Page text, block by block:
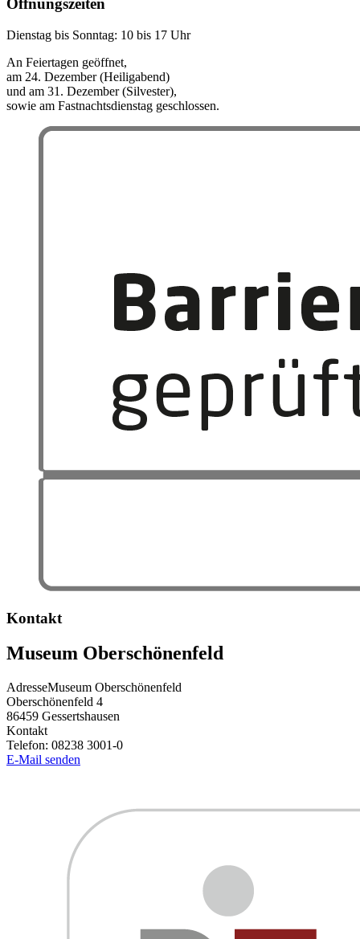
Öffnungszeiten
Dienstag bis Sonntag: 10 bis 17 Uhr
An Feiertagen geöffnet,
am 24. Dezember (Heiligabend)
und am 31. Dezember (Silvester),
sowie am Fastnachtsdienstag geschlossen.
Kontakt
Museum Oberschönenfeld
AdresseMuseum Oberschönenfeld
Oberschönenfeld 4
86459 Gessertshausen
Kontakt
Telefon: 08238 3001-0
E-Mail senden